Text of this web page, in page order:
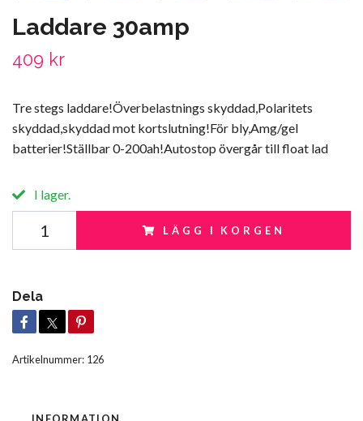
Laddare 30amp
409 kr
Tre stegs laddare!Överbelastnings skyddad,Polaritets
skyddad,skyddad mot kortslutning!För bly,Amg/gel
batterier!Ställbar 0-200ah!Autostop övergår till float lad
I lager.
LÄGG I KORGEN
Dela
Artikelnummer: 126